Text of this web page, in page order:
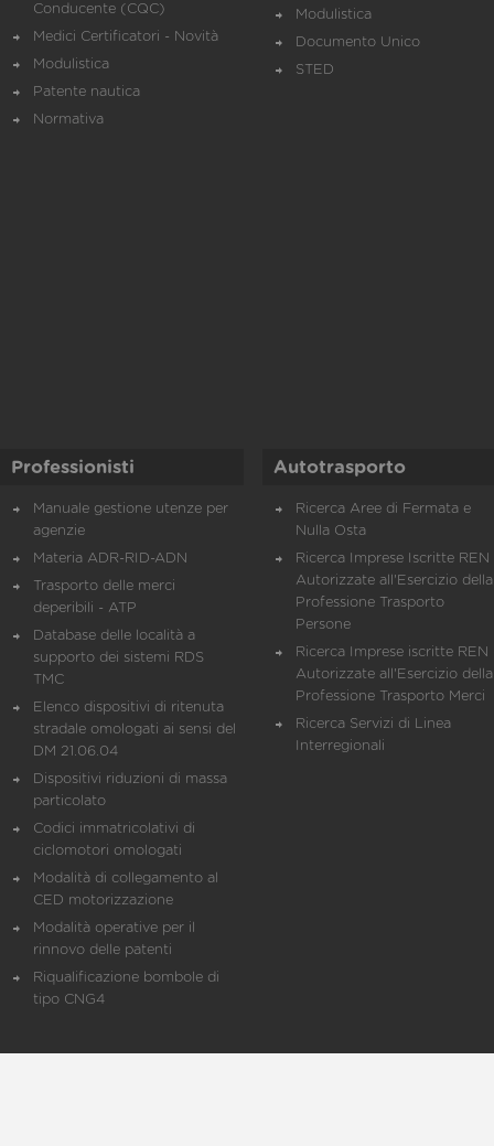
Conducente (CQC)
Medici Certificatori - Novità
Modulistica
Patente nautica
Normativa
Modulistica
Documento Unico
STED
Professionisti
Manuale gestione utenze per
agenzie
Materia ADR-RID-ADN
Trasporto delle merci
deperibili - ATP
Database delle località a
supporto dei sistemi RDS
TMC
Elenco dispositivi di ritenuta
stradale omologati ai sensi del
DM 21.06.04
Dispositivi riduzioni di massa
particolato
Codici immatricolativi di
ciclomotori omologati
Modalità di collegamento al
CED motorizzazione
Modalità operative per il
rinnovo delle patenti
Riqualificazione bombole di
tipo CNG4
Autotrasporto
Ricerca Aree di Fermata e
Nulla Osta
Ricerca Imprese Iscritte REN
Autorizzate all'Esercizio della
Professione Trasporto
Persone
Ricerca Imprese iscritte REN
Autorizzate all'Esercizio della
Professione Trasporto Merci
Ricerca Servizi di Linea
Interregionali